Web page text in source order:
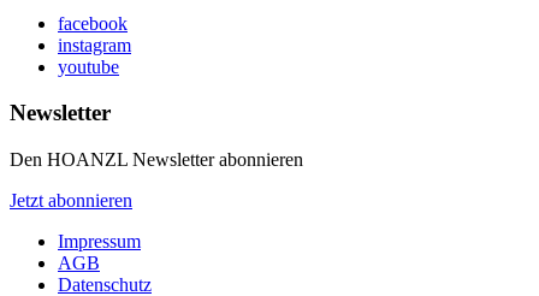
facebook
instagram
youtube
Newsletter
Den HOANZL Newsletter abonnieren
Jetzt abonnieren
Impressum
AGB
Datenschutz